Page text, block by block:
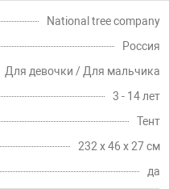
National tree company
Россия
Для девочки / Для мальчика
3 - 14 лет
Тент
232 х 46 х 27 см
да